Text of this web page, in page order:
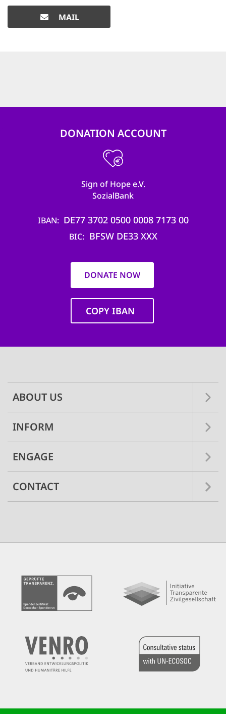
MAIL
DONATION ACCOUNT
Sign of Hope e.V.
SozialBank
IBAN DE77 3702 0500 0008 7173 00
BIC BFSW DE33 XXX
DONATE NOW
COPY IBAN
ABOUT US
INFORM
ENGAGE
CONTACT